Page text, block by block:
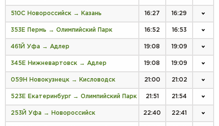
510С Новороссийск → Казань 16:27 16:29
353Е Пермь → Олимпийский Парк 16:52 16:53
461Й Уфа → Адлер 19:08 19:09
345Е Нижневартовск → Адлер 19:08 19:09
059Н Новокузнецк → Кисловодск 21:00 21:02
523Е Екатеринбург → Олимпийский Парк 21:51 21:54
253Й Уфа → Новороссийск 22:40 22:41